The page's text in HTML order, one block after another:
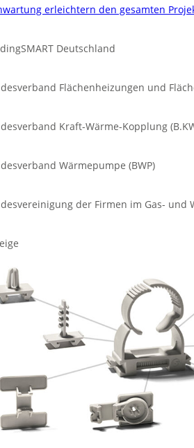
erleichtern den gesamten
Deutschland
Flächenheizungen und
Kraft-Wärme-Kopplung
Wärmepumpe (BWP)
der Firmen im Gas- und